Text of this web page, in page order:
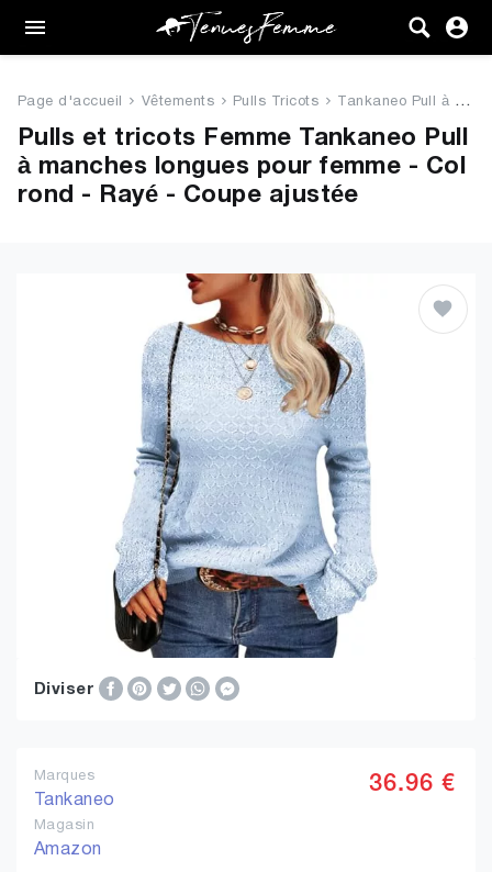
Femme
Vêtements
Chaussures
Page d'accueil Vêtements Pulls Tricots Tankaneo Pull à manches longu...
Pulls et tricots Femme Tankaneo Pull
à manches longues pour femme - Col
rond - Rayé - Coupe ajustée
Diviser
Marques
Tankaneo
Magasin
Amazon
36.96 €